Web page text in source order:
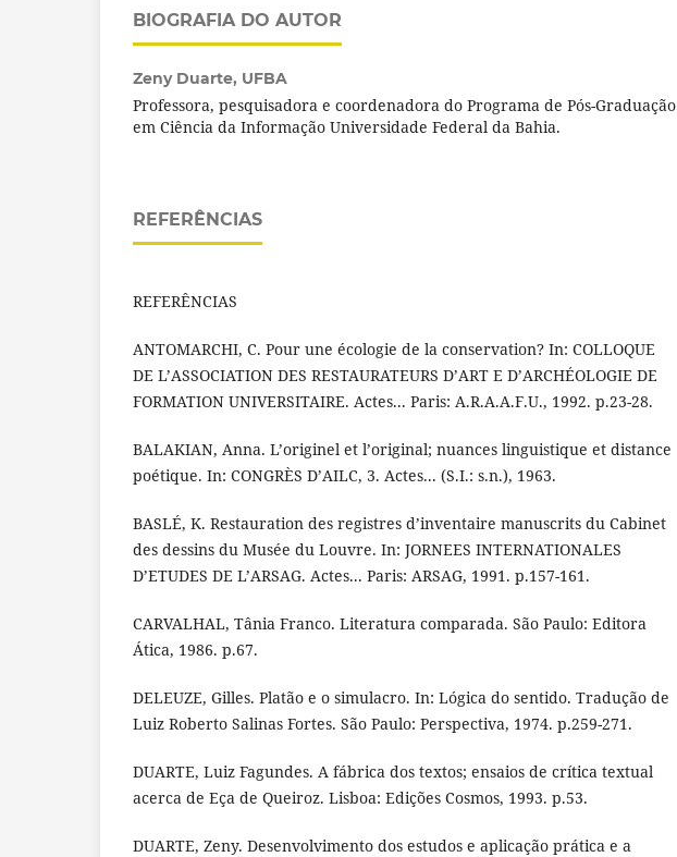
BIOGRAFIA DO AUTOR
Zeny Duarte, UFBA
Professora, pesquisadora e coordenadora do Programa de Pós-Graduação
em Ciência da Informação Universidade Federal da Bahia.
REFERÊNCIAS
REFERÊNCIAS
ANTOMARCHI, C. Pour une écologie de la conservation? In: COLLOQUE
DE L’ASSOCIATION DES RESTAURATEURS D’ART E D’ARCHÉOLOGIE DE
FORMATION UNIVERSITAIRE. Actes... Paris: A.R.A.A.F.U., 1992. p.23-28.
BALAKIAN, Anna. L’originel et l’original; nuances linguistique et distance
poétique. In: CONGRÈS D’AILC, 3. Actes... (S.I.: s.n.), 1963.
BASLÉ, K. Restauration des registres d’inventaire manuscrits du Cabinet
des dessins du Musée du Louvre. In: JORNEES INTERNATIONALES
D’ETUDES DE L’ARSAG. Actes... Paris: ARSAG, 1991. p.157-161.
CARVALHAL, Tânia Franco. Literatura comparada. São Paulo: Editora
Ática, 1986. p.67.
DELEUZE, Gilles. Platão e o simulacro. In: Lógica do sentido. Tradução de
Luiz Roberto Salinas Fortes. São Paulo: Perspectiva, 1974. p.259-271.
DUARTE, Luiz Fagundes. A fábrica dos textos; ensaios de crítica textual
acerca de Eça de Queiroz. Lisboa: Edições Cosmos, 1993. p.53.
DUARTE, Zeny. Desenvolvimento dos estudos e aplicação prática e a